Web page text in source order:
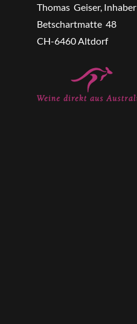
Thomas Geiser, Inhaber
Betschartmatte 48
CH-6460 Altdorf